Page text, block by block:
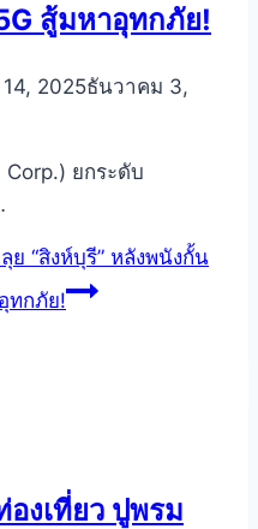
สู้มหาอุทกภัย!
2025ธันวาคม 3,
ยกระดับ
ย “สิงห์บุรี” หลังพนังกั้น
ทกภัย!
งเที่ยว ปูพรม